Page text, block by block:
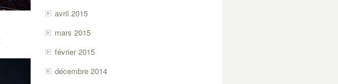
avril 2015
mars 2015
février 2015
décembre 2014